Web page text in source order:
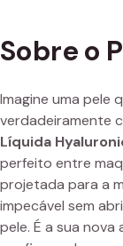
Sobre o
Imagine uma pele
verdadeiramente
Líquida
perfeito entre
projetada para a
impecável sem
pele. É a sua